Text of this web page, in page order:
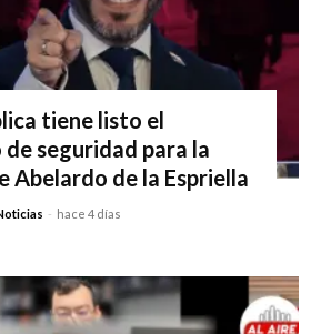
tiene listo el
seguridad para la
Abelardo de la Espriella
- hace 4 días